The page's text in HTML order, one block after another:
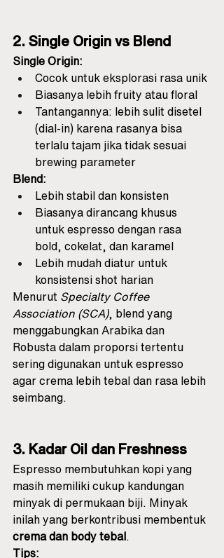
2. Single Origin vs Blend
Single Origin:
Cocok untuk eksplorasi rasa unik
Biasanya lebih fruity atau floral
Tantangannya: lebih sulit disetel
(dial-in) karena rasanya bisa
terlalu tajam jika tidak sesuai
brewing parameter
Blend:
Lebih stabil dan konsisten
Biasanya dirancang khusus
untuk espresso dengan rasa
bold, cokelat, dan karamel
Lebih mudah diatur untuk
konsistensi shot harian
Menurut Specialty Coffee
Association (SCA), blend yang
menggabungkan Arabika dan
Robusta dalam proporsi tertentu
sering digunakan untuk espresso
agar crema lebih tebal dan rasa lebih
seimbang.
3. Kadar Oil dan Freshness
Espresso membutuhkan kopi yang
masih memiliki cukup kandungan
minyak di permukaan biji. Minyak
inilah yang berkontribusi membentuk
crema dan body tebal
Tips: